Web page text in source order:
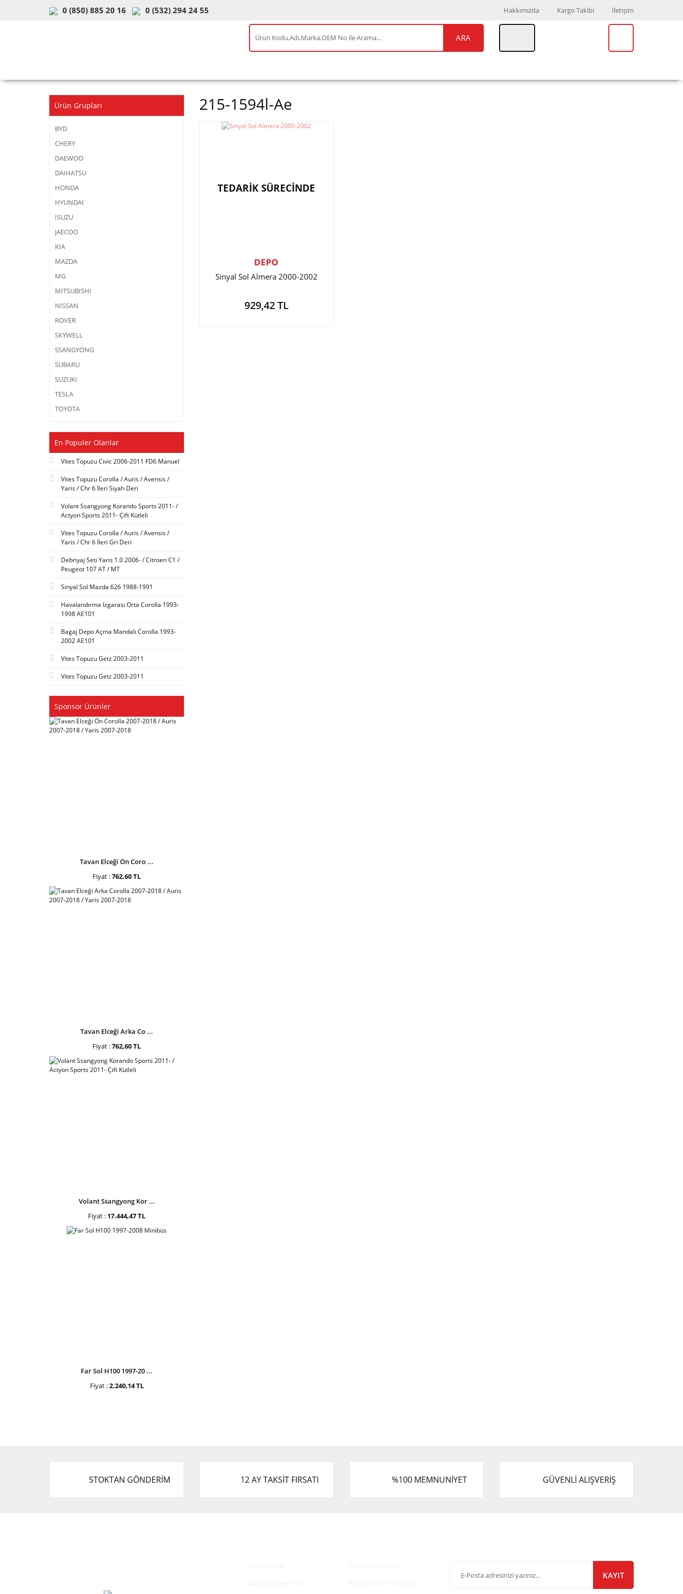
0 (850) 885 20 16 0 (532) 294 24 55 Hakkımızda Kargo Takibi İletişim
ARA
Ürün Grupları
BYD
CHERY
DAEWOO
DAIHATSU
HONDA
HYUNDAI
ISUZU
JAECOO
KIA
MAZDA
MG
MITSUBISHI
NISSAN
ROVER
SKYWELL
SSANGYONG
SUBARU
SUZUKI
TESLA
TOYOTA
En Populer Olanlar
Vites Topuzu Civic 2006-2011 FD6 Manuel
Vites Topuzu Corolla / Auris / Avensis /
Yaris / Chr 6 İleri Siyah Deri
Volant Ssangyong Korando Sports 2011- /
Actyon Sports 2011- Çift Kütleli
Vites Topuzu Corolla / Auris / Avensis /
Yaris / Chr 6 İleri Gri Deri
Debriyaj Seti Yaris 1.0 2006- / Citroen C1 /
Peugeot 107 AT / MT
Sinyal Sol Mazda 626 1988-1991
Havalandırma Izgarası Orta Corolla 1993-
1998 AE101
Bagaj Depo Açma Mandalı Corolla 1993-
2002 AE101
Vites Topuzu Getz 2003-2011
Vites Topuzu Getz 2003-2011
Sponsor Ürünler
Tavan Elceği Ön Coro ...
Fiyat :762,60 TL
Tavan Elceği Arka Co ...
Fiyat :762,60 TL
Volant Ssangyong Kor ...
Fiyat : 17.444,47 TL
Far Sol H100 1997-20 ...
Fiyat :2.240,14 TL
215-1594l-Ae
TEDARİK SÜRECİNDE
DEPO
Sinyal Sol Almera 2000-2002
929,42 TL
STOKTAN GÖNDERİM 12 AY TAKSİT FIRSATI %100 MEMNUNİYET GÜVENLİ ALIŞVERİŞ
KAYIT